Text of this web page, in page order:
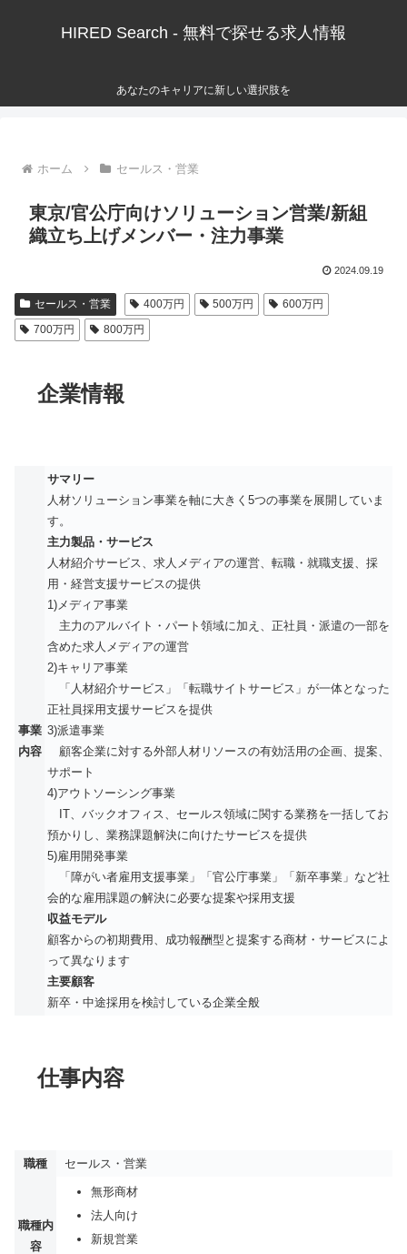
HIRED Search - 無料で探せる求人情報
あなたのキャリアに新しい選択肢を
ホーム セールス・営業
東京/官公庁向けソリューション営業/新組
織立ち上げメンバー・注力事業
2024.09.19
セールス・営業 400万円 500万円
600万円
700万円
800万円
企業情報
事業
内容
サマリー
人材ソリューション事業を軸に大きく5つの事業を展開していま
す。
主力製品・サービス
人材紹介サービス、求人メディアの運営、転職・就職支援、採
用・経営支援サービスの提供
1)メディア事業
主力のアルバイト・パート領域に加え、正社員・派遣の一部を
含めた求人メディアの運営
2)キャリア事業
「人材紹介サービス」「転職サイトサービス」が一体となった
正社員採用支援サービスを提供
3)派遣事業
顧客企業に対する外部人材リソースの有効活用の企画、提案、
サポート
4)アウトソーシング事業
IT、バックオフィス、セールス領域に関する業務を一括してお
預かりし、業務課題解決に向けたサービスを提供
5)雇用開発事業
「障がい者雇用支援事業」「官公庁事業」「新卒事業」など社
会的な雇用課題の解決に必要な提案や採用支援
収益モデル
顧客からの初期費用、成功報酬型と提案する商材・サービスによ
って異なります
主要顧客
新卒・中途採用を検討している企業全般
仕事内容
職種 セールス・営業
職種内
容
無形商材
法人向け
新規営業